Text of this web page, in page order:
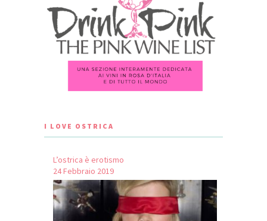
I LOVE OSTRICA
L’ostrica è erotismo
24 Febbraio 2019